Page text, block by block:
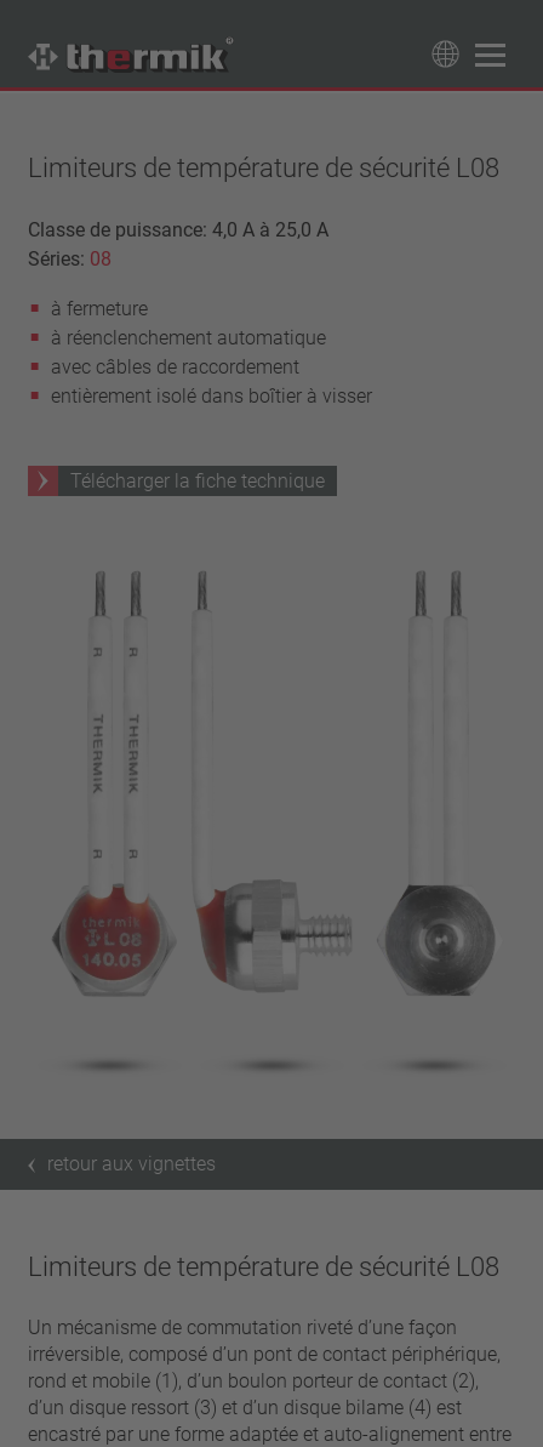
89Produits
Tipo interruttore
à ouverture
Gamme de température
température standard (60 – 200 °C)
haute température (205 – 250 °C)
1,6 A – 7,5 A
4 A – 25 A
Rappel
avec isolation
sans isolation
Raccordement
filo metallico
Appliquer les filtres
Supprimer les filtres
Limiteurs de température de sécurité L08
Classe de puissance: 4,0 A à 25,0 A
Séries: 08
à fermeture
à réenclenchement automatique
avec câbles de raccordement
entièrement isolé dans boîtier à visser
Télécharger la fiche technique
retour aux vignettes
Limiteurs de température de sécurité L08
Un mécanisme de commutation riveté d’une façon
irréversible, composé d’un pont de contact périphérique,
rond et mobile (1), d’un boulon porteur de contact (2),
d’un disque ressort (3) et d’un disque bilame (4) est
encastré par une forme adaptée et auto-alignement entre